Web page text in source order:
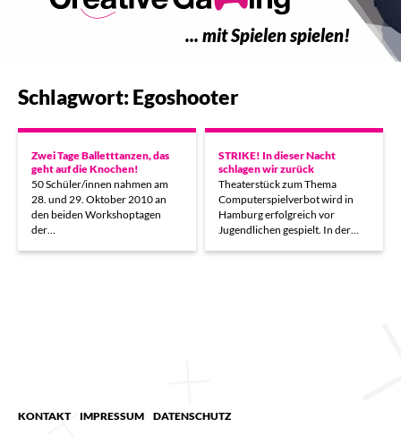
... mit Spielen spielen!
Schlagwort: Egoshooter
Zwei Tage Balletttanzen, das
geht auf die Knochen!
50 Schüler/innen nahmen am
28. und 29. Oktober 2010 an
den beiden Workshoptagen
der…
STRIKE! In dieser Nacht
schlagen wir zurück
Theaterstück zum Thema
Computerspielverbot wird in
Hamburg erfolgreich vor
Jugendlichen gespielt. In der…
KONTAKT IMPRESSUM DATENSCHUTZ